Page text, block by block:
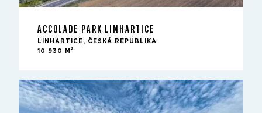
ACCOLADE PARK LINHARTICE
LINHARTICE, ČESKÁ REPUBLIKA
10 930 M
2